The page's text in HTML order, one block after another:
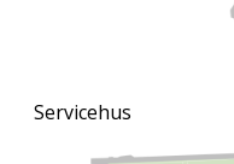
Servicehus